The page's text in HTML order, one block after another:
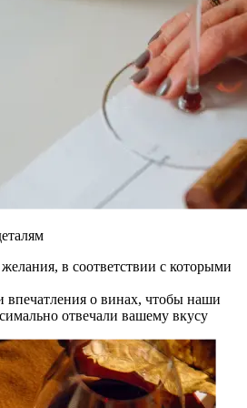
в соответствии с которыми
о винах, чтобы наши
отвечали вашему вкусу